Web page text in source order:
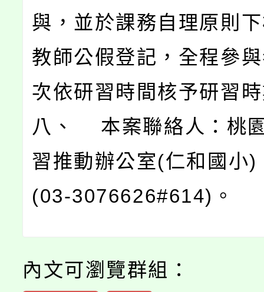
與，並於課務自理原則
教師公假登記，全程參
次依研習時間核予研習
八、 本案聯絡人：桃
習推動辦公室(仁和國小)
(03-3076626#614)。
內文可瀏覽群組：